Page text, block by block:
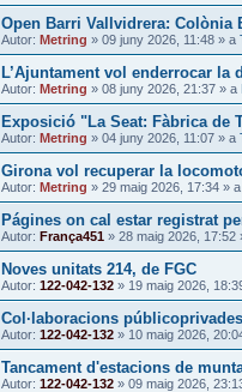
Open Barri Vallvidrera: Colònia
Autor: Metring » 09 juny 2026, 11:48 » a
L’Ajuntament vol enderrocar la
Autor: Metring » 08 juny 2026, 21:37 » a
Exposició "La Seat: Fàbrica de
Autor: Metring » 04 juny 2026, 11:07 » a
Girona vol recuperar la
Autor: Metring » 29 maig 2026, 17:34 » a
Págines on cal estar registrat
Autor: França451 » 28 maig 2026, 17:52
Noves unitats 214, de FGC
Autor: 122-042-132 » 19 maig 2026,
Col·laboracions públicoprivades
Autor: 122-042-132 » 10 maig 2026,
Tancament d'estacions de
Autor: 122-042-132 » 09 maig 2026,